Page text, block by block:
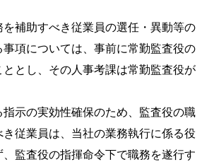
補助すべき従業員の選任・異動等の
事項については、事前に常勤監査役の
とし、その人事考課は常勤監査役が
示の実効性確保のため、監査役の職
従業員は、当社の業務執行に係る役
監査役の指揮命令下で職務を遂行す